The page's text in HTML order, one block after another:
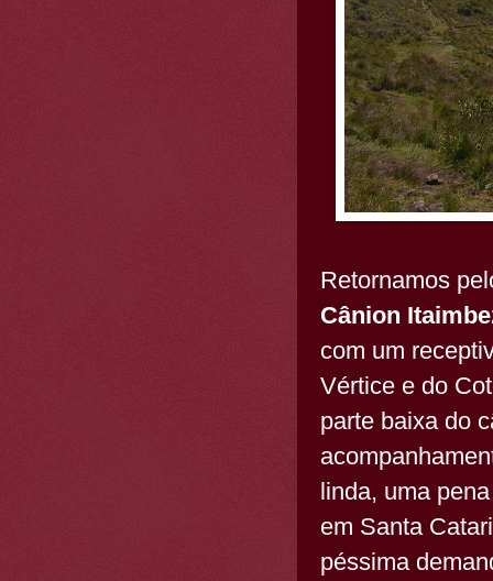
Retornamos
Cânion
com um
Vértice e do
parte baixa do
linda, uma
em Santa
péssima